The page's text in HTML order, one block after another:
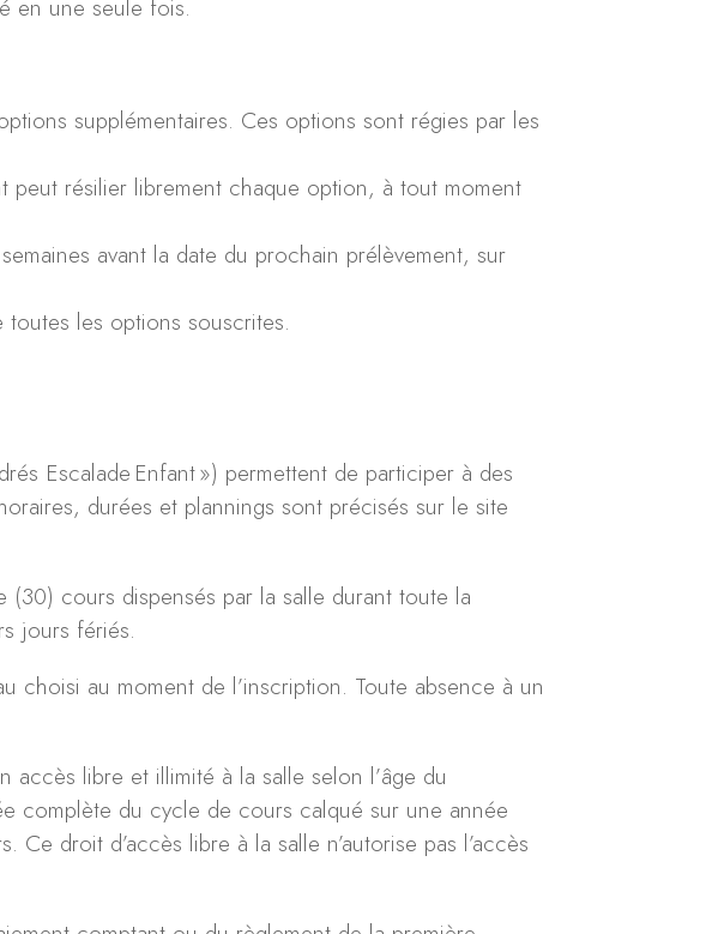
en une seule fois.
supplémentaires. Ces options sont régies par les
peut résilier librement chaque option, à tout moment
avant la date du prochain prélèvement, sur
toutes les options souscrites.
Escalade Enfant ») permettent de participer à des
durées et plannings sont précisés sur le site
(30) cours dispensés par la salle durant toute la
jours fériés.
choisi au moment de l’inscription. Toute absence à un
accès libre et illimité à la salle selon l’âge du
complète du cycle de cours calqué sur une année
droit d’accès libre à la salle n’autorise pas l’accès